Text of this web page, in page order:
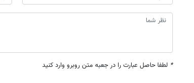
* لطفا حاصل عبارت را در جعبه متن روبرو وارد کنید